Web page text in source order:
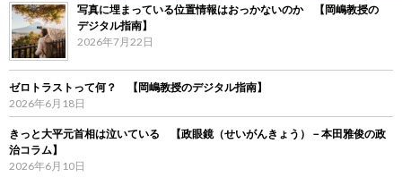
写真に埋まっている位置情報はおっかないのか 【岡嶋教授の
デジタル指南】
2026年7月22日
ゼロトラストって何？ 【岡嶋教授のデジタル指南】
2026年6月18日
きっと大平元首相は泣いている 【政眼鏡（せいがんきょう）－本田雅俊の政
治コラム】
2026年6月10日